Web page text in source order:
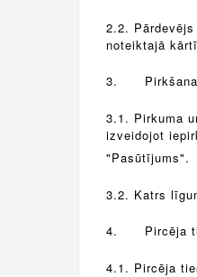
2.2.
noteiktajā
3.
3.1. Pirkuma
izveidojot
"Pasūtījums".
3.2. Katrs
4. Pircēja
4.1. Pircēja